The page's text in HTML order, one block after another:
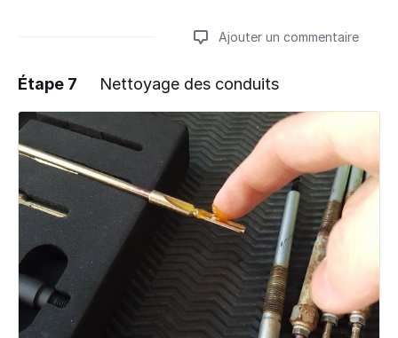
Ajouter un commentaire
Ajouter un commentaire
Étape 7 Nettoyage des conduits